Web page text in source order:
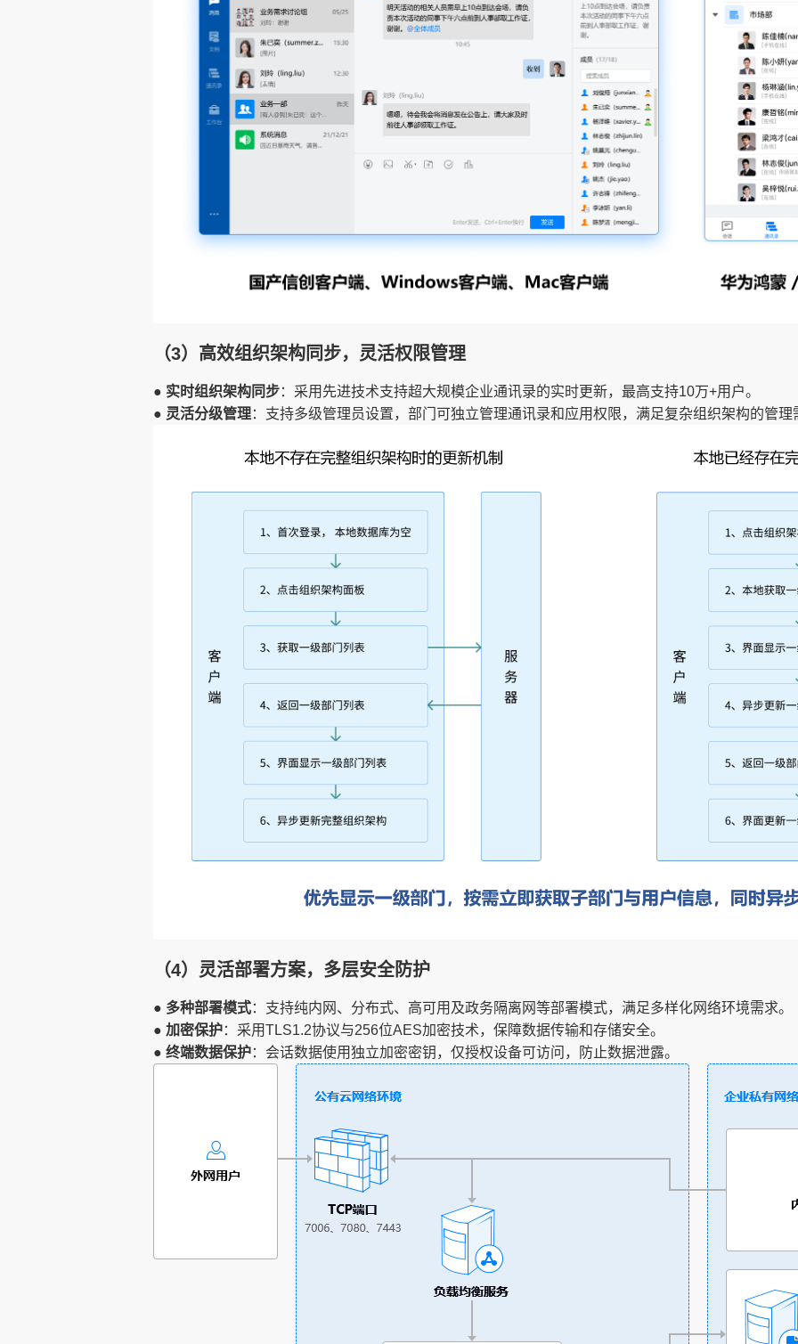
（3）高效组织架构同步，灵活权限管理
● 实时组织架构同步：采用先进技术支持超大规模企业通讯录的实时更新，最高支持10万+用户。
● 灵活分级管理：支持多级管理员设置，部门可独立管理通讯录和应用权限，满足复杂组织架构的管理
（4）灵活部署方案，多层安全防护
● 多种部署模式：支持纯内网、分布式、高可用及政务隔离网等部署模式，满足多样化网络环境需求。
● 加密保护：采用TLS1.2协议与256位AES加密技术，保障数据传输和存储安全。
● 终端数据保护：会话数据使用独立加密密钥，仅授权设备可访问，防止数据泄露。